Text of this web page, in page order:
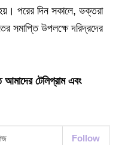
হয়। পরের দিন সকালে, ভক্তরা
সমাপ্তি উপলক্ষে দরিদ্রদের
টেলিগ্রাম এবং
পেজ
Follow